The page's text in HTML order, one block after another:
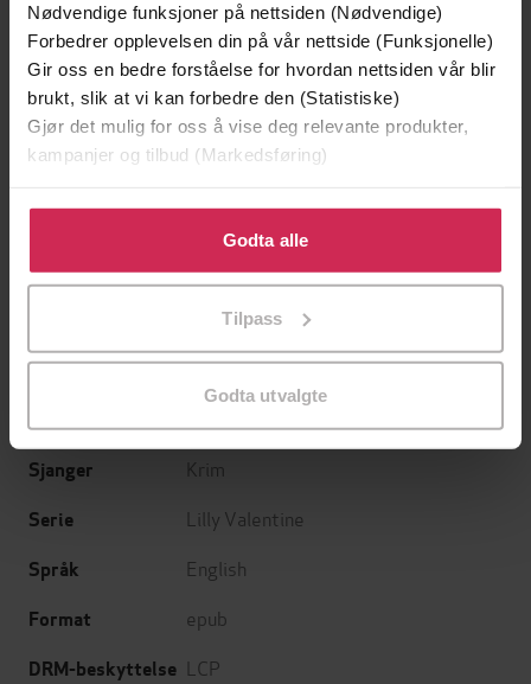
Nødvendige funksjoner på nettsiden (Nødvendige)
Forbedrer opplevelsen din på vår nettside (Funksjonelle)
Gir oss en bedre forståelse for hvordan nettsiden vår blir
brukt, slik at vi kan forbedre den (Statistiske)
Gjør det mulig for oss å vise deg relevante produkter,
kampanjer og tilbud (Markedsføring)
Klikk på «Godta alle» for å gi oss ditt samtykke til å
bruke cookies for alle disse formålene. Du kan også
tilpasse ditt samtykke til spesifikke formål ved å klikke
Godta alle
Tilpass
Godta utvalgte
129,-
Minnesota
Jo Nesbø
Utskudd
Helen Black (forfatter)
Forlag C & R Crime
Sjanger Krim
Serie Lilly Valentine
Språk English
Format epub
DRM-beskyttelse LCP